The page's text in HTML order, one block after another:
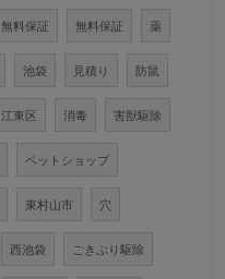
無料保証 無料保証 薬
池袋 見積り 防鼠
江東区 消毒 害獣駆除
ペットショップ
東村山市 穴
西池袋 ごきぶり駆除